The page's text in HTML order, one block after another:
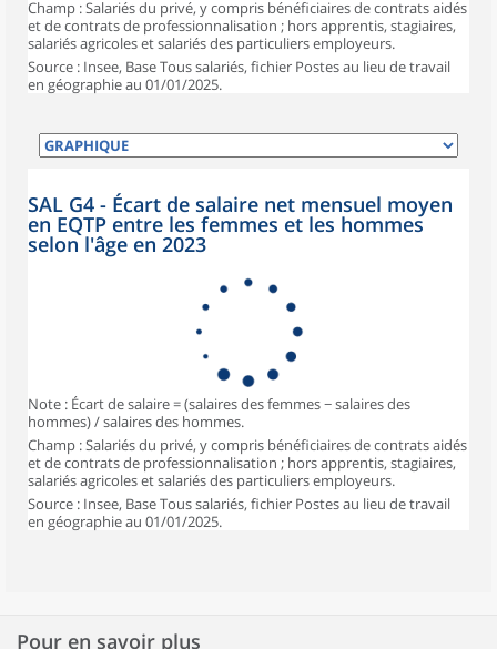
Champ : Salariés du privé, y compris bénéficiaires de contrats aidés
et de contrats de professionnalisation ; hors apprentis, stagiaires,
salariés agricoles et salariés des particuliers employeurs.
Source : Insee, Base Tous salariés, fichier Postes au lieu de travail
en géographie au 01/01/2025.
SAL G4 - Écart de salaire net mensuel moyen
en EQTP entre les femmes et les hommes
selon l'âge en 2023
Note : Écart de salaire = (salaires des femmes − salaires des
hommes) / salaires des hommes.
Champ : Salariés du privé, y compris bénéficiaires de contrats aidés
et de contrats de professionnalisation ; hors apprentis, stagiaires,
salariés agricoles et salariés des particuliers employeurs.
Source : Insee, Base Tous salariés, fichier Postes au lieu de travail
en géographie au 01/01/2025.
Pour en savoir plus